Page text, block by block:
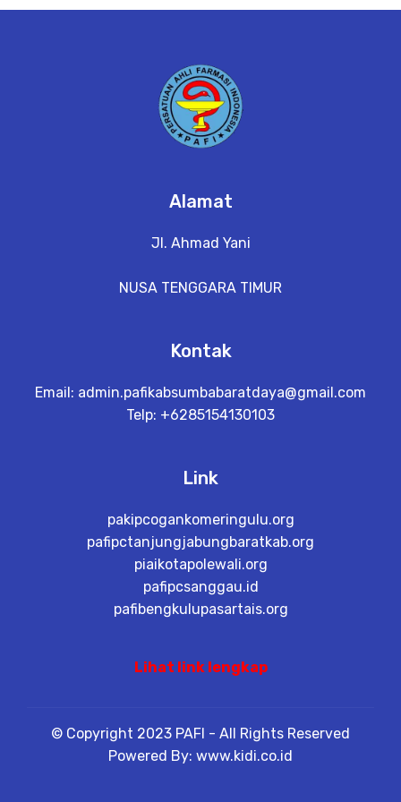
Alamat
Jl. Ahmad Yani
NUSA TENGGARA TIMUR
Kontak
Email: admin.pafikabsumbabaratdaya@gmail.com
Telp: +6285154130103
Link
pakipcogankomeringulu.org
pafipctanjungjabungbaratkab.org
piaikotapolewali.org
pafipcsanggau.id
pafibengkulupasartais.org
Lihat link lengkap
© Copyright 2023 PAFI - All Rights Reserved
Powered By: www.kidi.co.id